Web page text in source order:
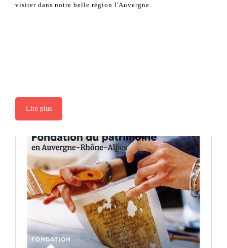
visiter dans notre belle région l'Auvergne.
Lire plus